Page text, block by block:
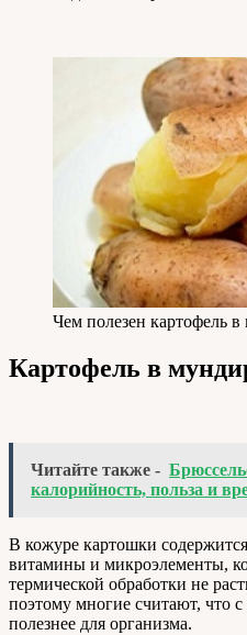
Чем полезен картофель
Картофель в
Читайте также -
калорийность, польза и
В кожуре картошки
витамины и микроэлементы,
термической обработки не
поэтому многие считают, что
полезнее для организма.